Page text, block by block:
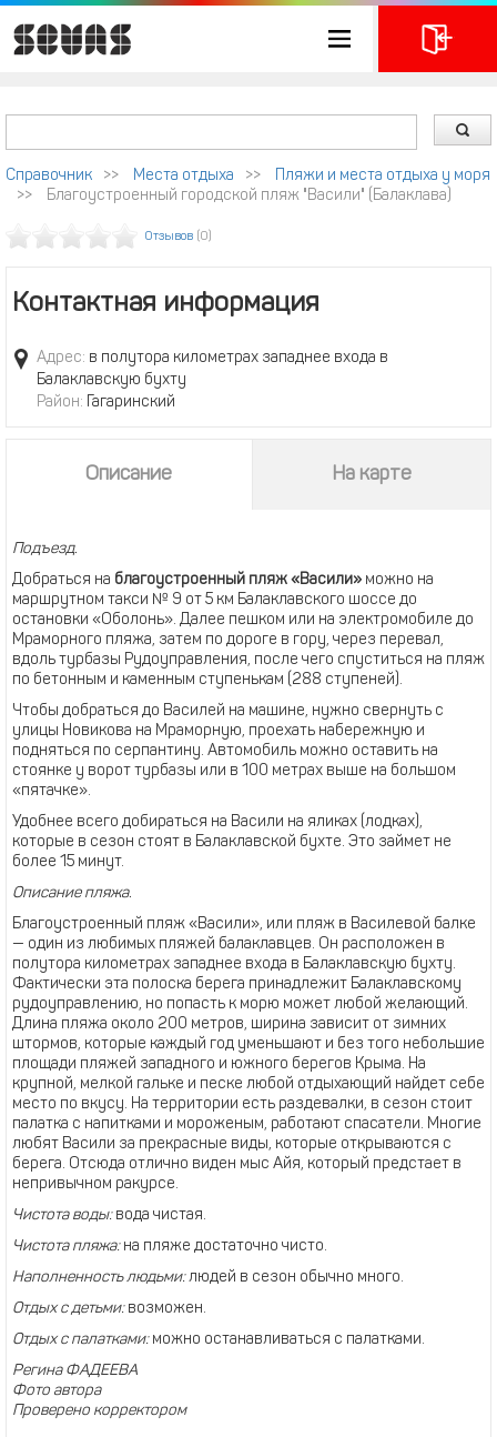
Справочник >> Места отдыха >>
Пляжи и места отдыха у моря
>>
Благоустроенный городской пляж "Васили" (Балаклава)
Отзывов (0)
Контактная информация
Адрес: в полутора километрах западнее входа в
Балаклавскую бухту
Район: Гагаринский
Описание На карте
Подъезд.
Добраться на благоустроенный пляж «Васили» можно на
маршрутном такси № 9 от 5 км Балаклавского шоссе до
остановки «Оболонь». Далее пешком или на электромобиле до
Мраморного пляжа, затем по дороге в гору, через перевал,
вдоль турбазы Рудоуправления, после чего спуститься на пляж
по бетонным и каменным ступенькам (288 ступеней).
Чтобы добраться до Василей на машине, нужно свернуть с
улицы Новикова на Мраморную, проехать набережную и
подняться по серпантину. Автомобиль можно оставить на
стоянке у ворот турбазы или в 100 метрах выше на большом
«пятачке».
Удобнее всего добираться на Васили на яликах (лодках),
которые в сезон стоят в Балаклавской бухте. Это займет не
более 15 минут.
Описание пляжа.
Благоустроенный пляж «Васили», или пляж в Василевой балке
— один из любимых пляжей балаклавцев. Он расположен в
полутора километрах западнее входа в Балаклавскую бухту.
Фактически эта полоска берега принадлежит Балаклавскому
рудоуправлению, но попасть к морю может любой желающий.
Длина пляжа около 200 метров, ширина зависит от зимних
штормов, которые каждый год уменьшают и без того небольшие
площади пляжей западного и южного берегов Крыма. На
крупной, мелкой гальке и песке любой отдыхающий найдет себе
место по вкусу. На территории есть раздевалки, в сезон стоит
палатка с напитками и мороженым, работают спасатели. Многие
любят Васили за прекрасные виды, которые открываются с
берега. Отсюда отлично виден мыс Айя, который предстает в
непривычном ракурсе.
Чистота воды:вода чистая.
Чистота пляжа:на пляже достаточно чисто.
Наполненность людьми:людей в сезон обычно много.
Отдых с детьми:возможен.
Отдых с палатками:можно останавливаться с палатками.
Регина ФАДЕЕВА
Фото автора
Проверено корректором